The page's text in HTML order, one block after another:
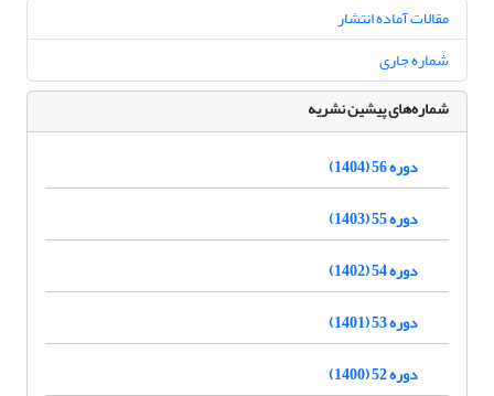
مقالات آماده انتشار
شماره جاری
شماره‌های پیشین نشریه
دوره 56 (1404)
دوره 55 (1403)
دوره 54 (1402)
دوره 53 (1401)
دوره 52 (1400)